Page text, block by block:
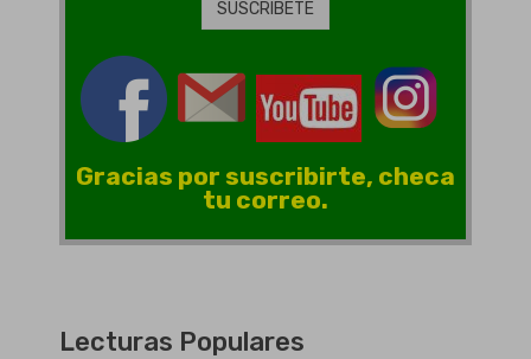
Gracias por suscribirte, checa
tu correo.
Lecturas Populares